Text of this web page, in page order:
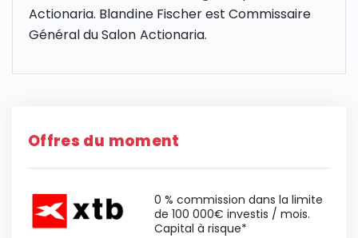
Actionaria. Blandine Fischer est Commissaire
Général du Salon Actionaria.
Offres du moment
0 % commission dans la limite
de 100 000€ investis / mois.
Capital à risque*